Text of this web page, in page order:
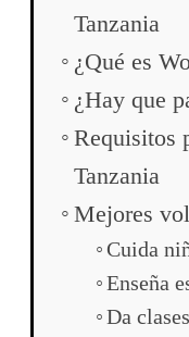
Tanzania
¿Qué es
¿Hay que
Requisitos
Tanzania
Mejores
Cuida
Enseña
Da